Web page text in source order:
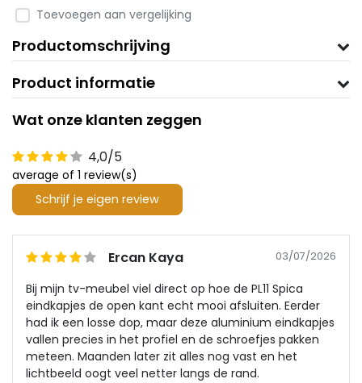
Toevoegen aan vergelijking
Productomschrijving
Product informatie
Wat onze klanten zeggen
4,0/5
average of 1 review(s)
Schrijf je eigen review
Ercan Kaya 03/07/2026
Bij mijn tv-meubel viel direct op hoe de PL11 Spica
eindkapjes de open kant echt mooi afsluiten. Eerder
had ik een losse dop, maar deze aluminium eindkapjes
vallen precies in het profiel en de schroefjes pakken
meteen. Maanden later zit alles nog vast en het
lichtbeeld oogt veel netter langs de rand.